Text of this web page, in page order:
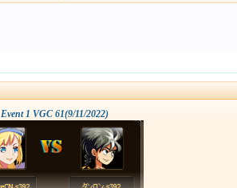
Event 1 VGC 61(9/11/2022)